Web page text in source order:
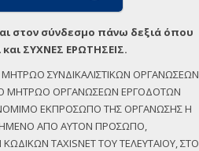
στον σύνδεσμο πάνω δεξιά όπου
ΣΥΧΝΕΣ ΕΡΩΤΗΣΕΙΣ.
ΜΗΤΡΩΟ ΣΥΝΔΙΚΑΛΙΣΤΙΚΩΝ ΟΡΓΑΝΩΣΕΩΝ
ΜΗΤΡΩΟ ΟΡΓΑΝΩΣΕΩΝ ΕΡΓΟΔΟΤΩΝ
ΕΚΠΡΟΣΩΠΟ ΤΗΣ ΟΡΓΑΝΩΣΗΣ Η
ΑΠΟ ΑΥΤΟΝ ΠΡΟΣΩΠΟ,
TAXISNET ΤΟΥ ΤΕΛΕΥΤΑΙΟΥ, ΣΤΟ